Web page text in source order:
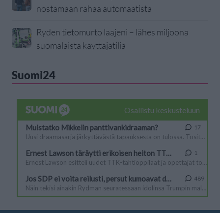
nostamaan rahaa automaatista
Ryden tietomurto laajeni – lähes miljoona
suomalaista käyttäjätiliä
Suomi24